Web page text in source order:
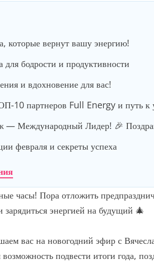
которые вернут вашу энергию!
бодрости и продуктивности
и вдохновение для вас!
10 партнеров Full Energy и путь к
— Международный Лидер! 🎉
февраля и секреты успеха
часы! Пора отложить
энергией на будущий 🎄
вас на новогодний эфир с
подвести итоги года,